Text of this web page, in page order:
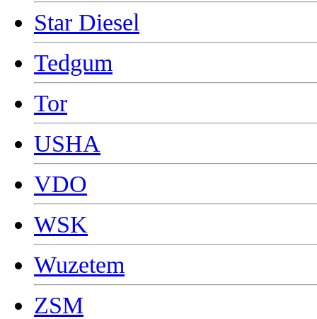
Star Diesel
Tedgum
Tor
USHA
VDO
WSK
Wuzetem
ZSM